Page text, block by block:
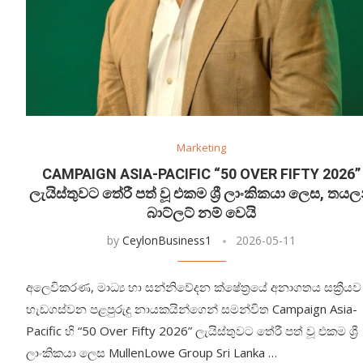
Marketing
CAMPAIGN ASIA-PACIFIC “50 OVER FIFTY 2026”
ලැයිස්තුවට තේරී පත් වූ එකම ශ්‍රී ලාංකිකයා ලෙස,
බාට්ල‍ට් නම් වෙයි
byCeylonBusiness1 2026-05-11
අලෙවිකරණ, මාධ්‍ය හා සන්නිවේදන ක්ෂේත්‍රයේ අනාගතය සක්‍රීයව
හැඩගස්වන පළපුරුදු නායකයින්ගෙන් සමන්විත Campaign Asia-
Pacific හි “50 Over Fifty 2026” ලැයිස්තුවට තේරී පත් වූ එකම ශ්‍රී
ලාංකිකයා ලෙස MullenLowe Group Sri Lanka …